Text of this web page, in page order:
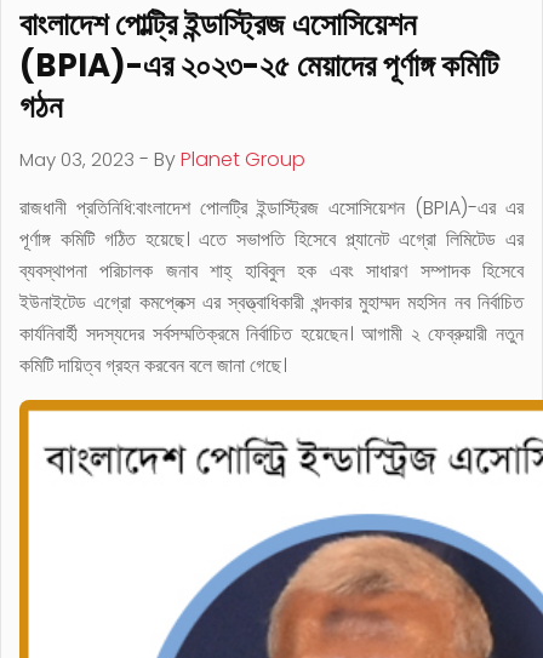
বাংলাদেশ পোল্ট্রি ইন্ডাস্ট্রিজ এসোসিয়েশন
(BPIA)-এর ২০২৩-২৫ মেয়াদের পূর্ণাঙ্গ কমিটি
গঠন
May 03, 2023 - ByPlanet Group
রাজধানী প্রতিনিধি:বাংলাদেশ পোলট্রি ইন্ডাস্ট্রিজ এসোসিয়েশন (BPIA)-এর এর
পূর্ণাঙ্গ কমিটি গঠিত হয়েছে। এতে সভাপতি হিসেবে প্ল্যানেট এগ্রো লিমিটেড এর
ব্যবস্থাপনা পরিচালক জনাব শাহ্ হাবিবুল হক এবং সাধারণ সম্পাদক হিসেবে
ইউনাইটেড এগ্রো কমপ্লেক্স এর স্বত্ত্বাধিকারী খন্দকার মুহাম্মদ মহসিন নব নির্বাচিত
কার্যনিবার্হী সদস্যদের সর্বসম্মতিক্রমে নির্বাচিত হয়েছেন। আগামী ২ ফেব্রুয়ারী নতুন
কমিটি দায়িত্ব গ্রহন করবেন বলে জানা গেছে।